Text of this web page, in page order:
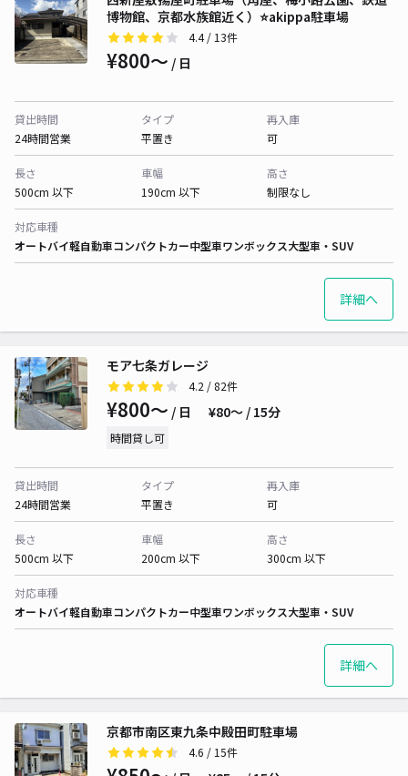
博物館、京都水族館近く）⭐️akippa駐車場
4.4/ 13件
¥800〜 / 日
貸出時間
24時間営業
タイプ
平置き
再入庫
可
長さ
500cm 以下
車幅
190cm 以下
高さ
制限なし
対応車種
オートバイ軽自動車コンパクトカー中型車ワンボックス大型車・SUV
詳細へ
モア七条ガレージ
4.2 / 82件
¥800〜 / 日 ¥80〜 / 15分
時間貸し可
貸出時間
24時間営業
タイプ
平置き
再入庫
可
長さ
500cm 以下
車幅
200cm 以下
高さ
300cm 以下
対応車種
オートバイ軽自動車コンパクトカー中型車ワンボックス大型車・SUV
詳細へ
京都市南区東九条中殿田町駐車場
4.6 / 15件